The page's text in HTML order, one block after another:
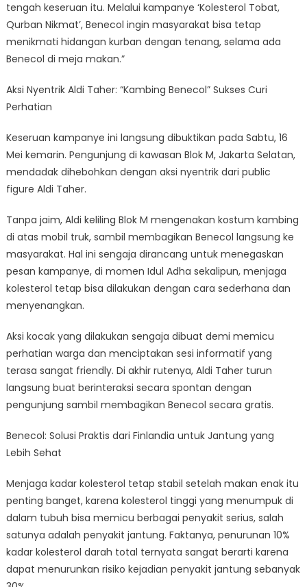
tengah keseruan itu. Melalui kampanye ‘Kolesterol Tobat,
Qurban Nikmat’, Benecol ingin masyarakat bisa tetap
menikmati hidangan kurban dengan tenang, selama ada
Benecol di meja makan.”
Aksi Nyentrik Aldi Taher: “Kambing Benecol” Sukses Curi
Perhatian
Keseruan kampanye ini langsung dibuktikan pada Sabtu, 16
Mei kemarin. Pengunjung di kawasan Blok M, Jakarta Selatan,
mendadak dihebohkan dengan aksi nyentrik dari public
figure Aldi Taher.
Tanpa jaim, Aldi keliling Blok M mengenakan kostum kambing
di atas mobil truk, sambil membagikan Benecol langsung ke
masyarakat. Hal ini sengaja dirancang untuk menegaskan
pesan kampanye, di momen Idul Adha sekalipun, menjaga
kolesterol tetap bisa dilakukan dengan cara sederhana dan
menyenangkan.
Aksi kocak yang dilakukan sengaja dibuat demi memicu
perhatian warga dan menciptakan sesi informatif yang
terasa sangat friendly. Di akhir rutenya, Aldi Taher turun
langsung buat berinteraksi secara spontan dengan
pengunjung sambil membagikan Benecol secara gratis.
Benecol: Solusi Praktis dari Finlandia untuk Jantung yang
Lebih Sehat
Menjaga kadar kolesterol tetap stabil setelah makan enak itu
penting banget, karena kolesterol tinggi yang menumpuk di
dalam tubuh bisa memicu berbagai penyakit serius, salah
satunya adalah penyakit jantung. Faktanya, penurunan 10%
kadar kolesterol darah total ternyata sangat berarti karena
dapat menurunkan risiko kejadian penyakit jantung sebanyak